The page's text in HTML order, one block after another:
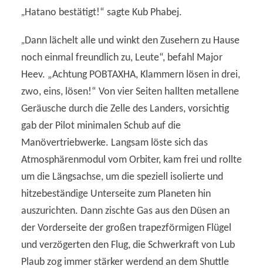
„Hatano bestätigt!“ sagte Kub Phabej.
„Dann lächelt alle und winkt den Zusehern zu Hause
noch einmal freundlich zu, Leute“, befahl Major
Heev. „Achtung POBTAXHA, Klammern lösen in drei,
zwo, eins, lösen!“ Von vier Seiten hallten metallene
Geräusche durch die Zelle des Landers, vorsichtig
gab der Pilot minimalen Schub auf die
Manövertriebwerke. Langsam löste sich das
Atmosphärenmodul vom Orbiter, kam frei und rollte
um die Längsachse, um die speziell isolierte und
hitzebeständige Unterseite zum Planeten hin
auszurichten. Dann zischte Gas aus den Düsen an
der Vorderseite der großen trapezförmigen Flügel
und verzögerten den Flug, die Schwerkraft von Lub
Plaub zog immer stärker werdend an dem Shuttle